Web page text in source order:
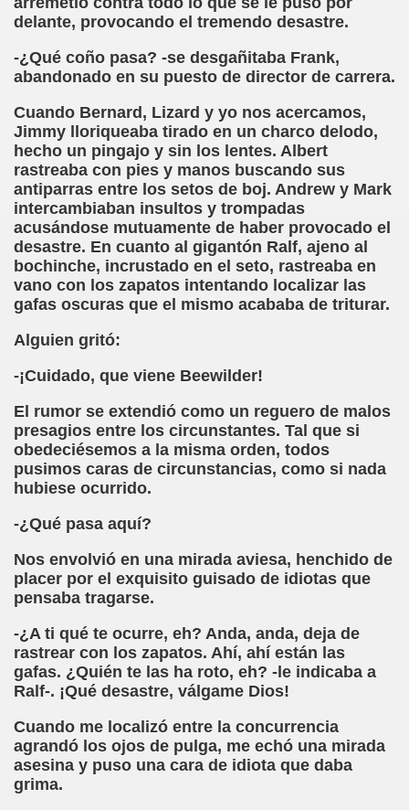
delante, provocando el tremendo desastre.
-¿Qué coño pasa? -se desgañitaba Frank,
abandonado en su puesto de director de carrera.
Cuando Bernard, Lizard y yo nos acercamos,
Jimmy lloriqueaba tirado en un charco delodo,
hecho un pingajo y sin los lentes. Albert
rastreaba con pies y manos buscando sus
antiparras entre los setos de boj. Andrew y Mark
intercambiaban insultos y trompadas
acusándose mutuamente de haber provocado el
desastre. En cuanto al gigantón Ralf, ajeno al
bochinche, incrustado en el seto, rastreaba en
vano con los zapatos intentando localizar las
gafas oscuras que el mismo acababa de triturar.
Alguien gritó:
-¡Cuidado, que viene Beewilder!
El rumor se extendió como un reguero de malos
presagios entre los circunstantes. Tal que si
obedeciésemos a la misma orden, todos
pusimos caras de circunstancias, como si nada
hubiese ocurrido.
-¿Qué pasa aquí?
Nos envolvió en una mirada aviesa, henchido de
placer por el exquisito guisado de idiotas que
pensaba tragarse.
-¿A ti qué te ocurre, eh? Anda, anda, deja de
rastrear con los zapatos. Ahí, ahí están las
gafas. ¿Quién te las ha roto, eh? -le indicaba a
Ralf-. ¡Qué desastre, válgame Dios!
Cuando me localizó entre la concurrencia
agrandó los ojos de pulga, me echó una mirada
asesina y puso una cara de idiota que daba
grima.
(Carmen Bonet Borrás)
de Lectura para los Ciegos (Eutiquio Cabrerizo)
Alicante (Juan José Miñana Estruch)
Blas Sánchez)
Sanz)
(Lola Bogas)
Ciego Integrado a la Escuela Regular (José
(María Jesús Cañamares)
el Alumnado y Carta del Director a los padres (Col.
Braille Como Medio de Lectura y Escritura (Dr. Phil
(Àngel Mas Parera)
(Alberto Gil)
Gil)
Ruiz Carrión)
Barcelona (Àngel Mas Parera)
Figueroa)
4 de Enero de 2016 (Alberto gil)